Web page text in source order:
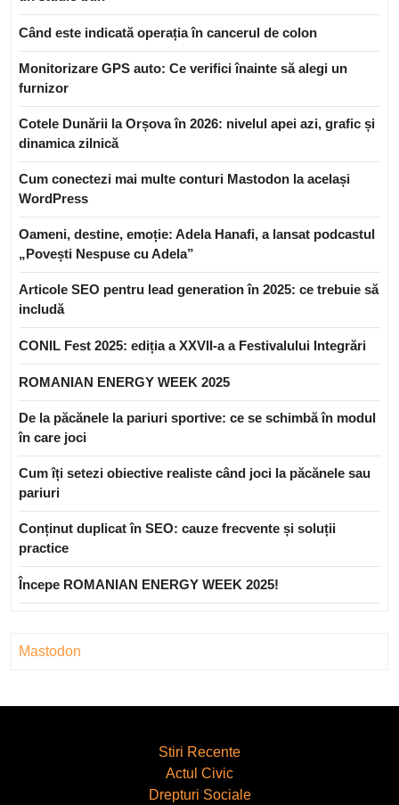
Când este indicată operația în cancerul de colon
Monitorizare GPS auto: Ce verifici înainte să alegi un
furnizor
Cotele Dunării la Orșova în 2026: nivelul apei azi, grafic și
dinamica zilnică
Cum conectezi mai multe conturi Mastodon la același
WordPress
Oameni, destine, emoție: Adela Hanafi, a lansat podcastul
„Povești Nespuse cu Adela”
Articole SEO pentru lead generation în 2025: ce trebuie să
includă
CONIL Fest 2025: ediția a XXVII-a a Festivalului Integrări
ROMANIAN ENERGY WEEK 2025
De la păcănele la pariuri sportive: ce se schimbă în modul
în care joci
Cum îți setezi obiective realiste când joci la păcănele sau
pariuri
Conținut duplicat în SEO: cauze frecvente și soluții
practice
Începe ROMANIAN ENERGY WEEK 2025!
Mastodon
Stiri Recente
Actul Civic
Drepturi Sociale